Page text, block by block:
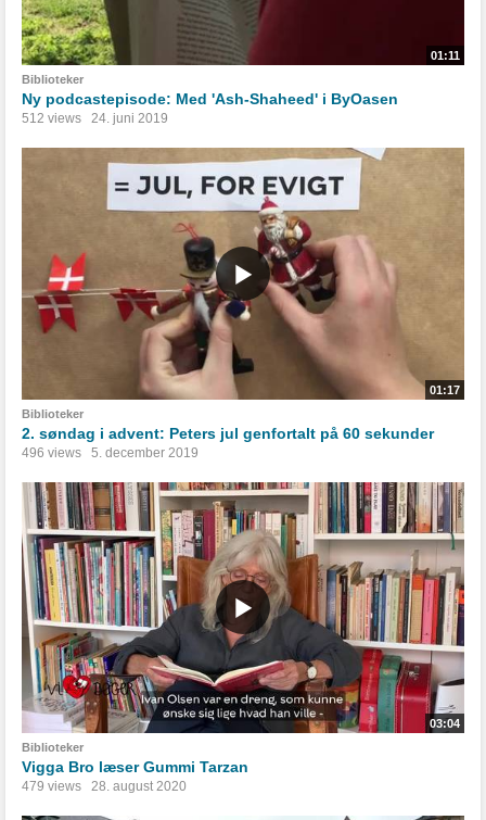
01:11
Biblioteker
Ny podcastepisode: Med 'Ash-Shaheed' i ByOasen
512 views 24. juni 2019
01:17
Biblioteker
2. søndag i advent: Peters jul genfortalt på 60 sekunder
496 views 5. december 2019
03:04
Biblioteker
Vigga Bro læser Gummi Tarzan
479 views 28. august 2020